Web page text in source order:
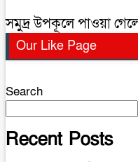
সমুদ্র উপকূলে পাওয়া
Our Like Page
Search
Recent Posts